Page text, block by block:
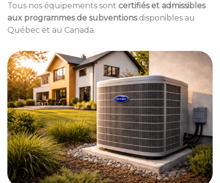
Tous nos équipements sont certifiés et admissibles
aux programmes de subventionsdisponibles au
Québec et au Canada.